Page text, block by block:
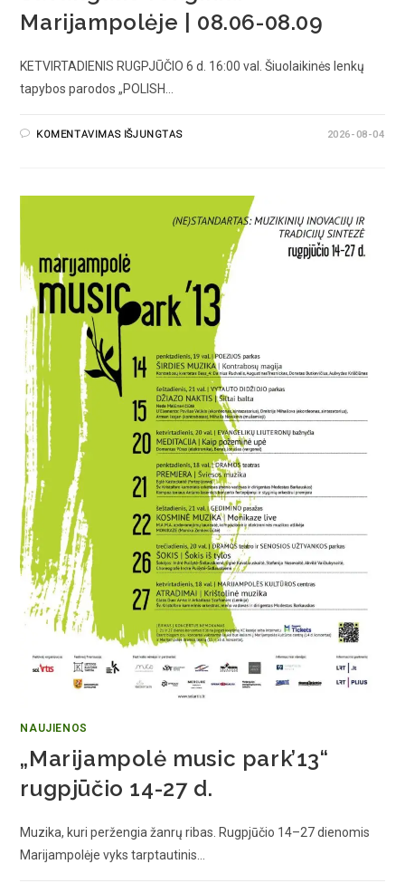
Marijampolėje | 08.06-08.09
KETVIRTADIENIS RUGPJŪČIO 6 d. 16:00 val. Šiuolaikinės lenkų
tapybos parodos „POLISH…
KOMENTAVIMAS IŠJUNGTAS 2026-08-04
NAUJIENOS
„Marijampolė music park’13“
rugpjūčio 14-27 d.
Muzika, kuri peržengia žanrų ribas. Rugpjūčio 14–27 dienomis
Marijampolėje vyks tarptautinis…